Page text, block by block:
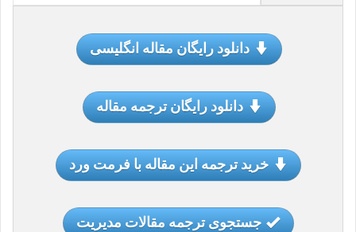
دانلود رایگان مقاله انگلیسی
دانلود رایگان ترجمه مقاله
خرید ترجمه این مقاله با فرمت ورد
جستجوی ترجمه مقالات مدیریت